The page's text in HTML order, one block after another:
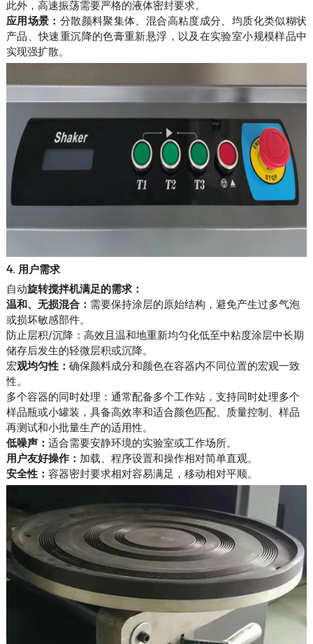
此外，高速振荡需要严格的液体密封要求。
应用场景： 分散颜料聚集体、混合高粘度成分、均质化类似糊状
产品、快速重沉降的色膏重新悬浮，以及在实验室小规模样品中
实现强扩散。
4. 用户需求
自动旋转搅拌机满足的需求：
温和、无损混合： 需要保持涂层的原始结构，避免产生过多气泡
或损坏敏感部件。
防止层积/沉降：高效且温和地重新均匀化低至中粘度涂层中长期
储存后发生的轻微层积或沉降。
宏观均匀性： 确保颜料成分和颜色在容器内不同位置的宏观一致
性。
多个容器的同时处理：通常配备多个工作站，支持同时处理多个
样品瓶或小罐装，具备高效率和适合颜色匹配、质量控制、样品
再测试和小批量生产的适用性。
低噪声： 适合需要安静环境的实验室或工作场所。
用户友好操作： 加载、程序设置和操作相对简单直观。
安全性： 容器密封要求相对容易满足，移动相对平顺。